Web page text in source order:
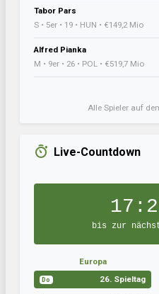
Tabor Pars
S • 5er • 19 • HUN • €149,2 Mio
Alfred Pianka
M • 9er • 26 • POL • €519,7 Mio
Alle Spieler auf
Live-Countdown
bis zur
Europa
Do 26. Spieltag